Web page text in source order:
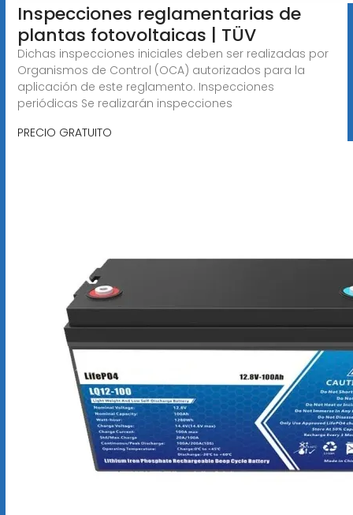
Inspecciones reglamentarias de
plantas fotovoltaicas | TÜV
Dichas inspecciones iniciales deben ser realizadas por
Organismos de Control (OCA) autorizados para la
aplicación de este reglamento. Inspecciones
periódicas Se realizarán inspecciones
PRECIO GRATUITO